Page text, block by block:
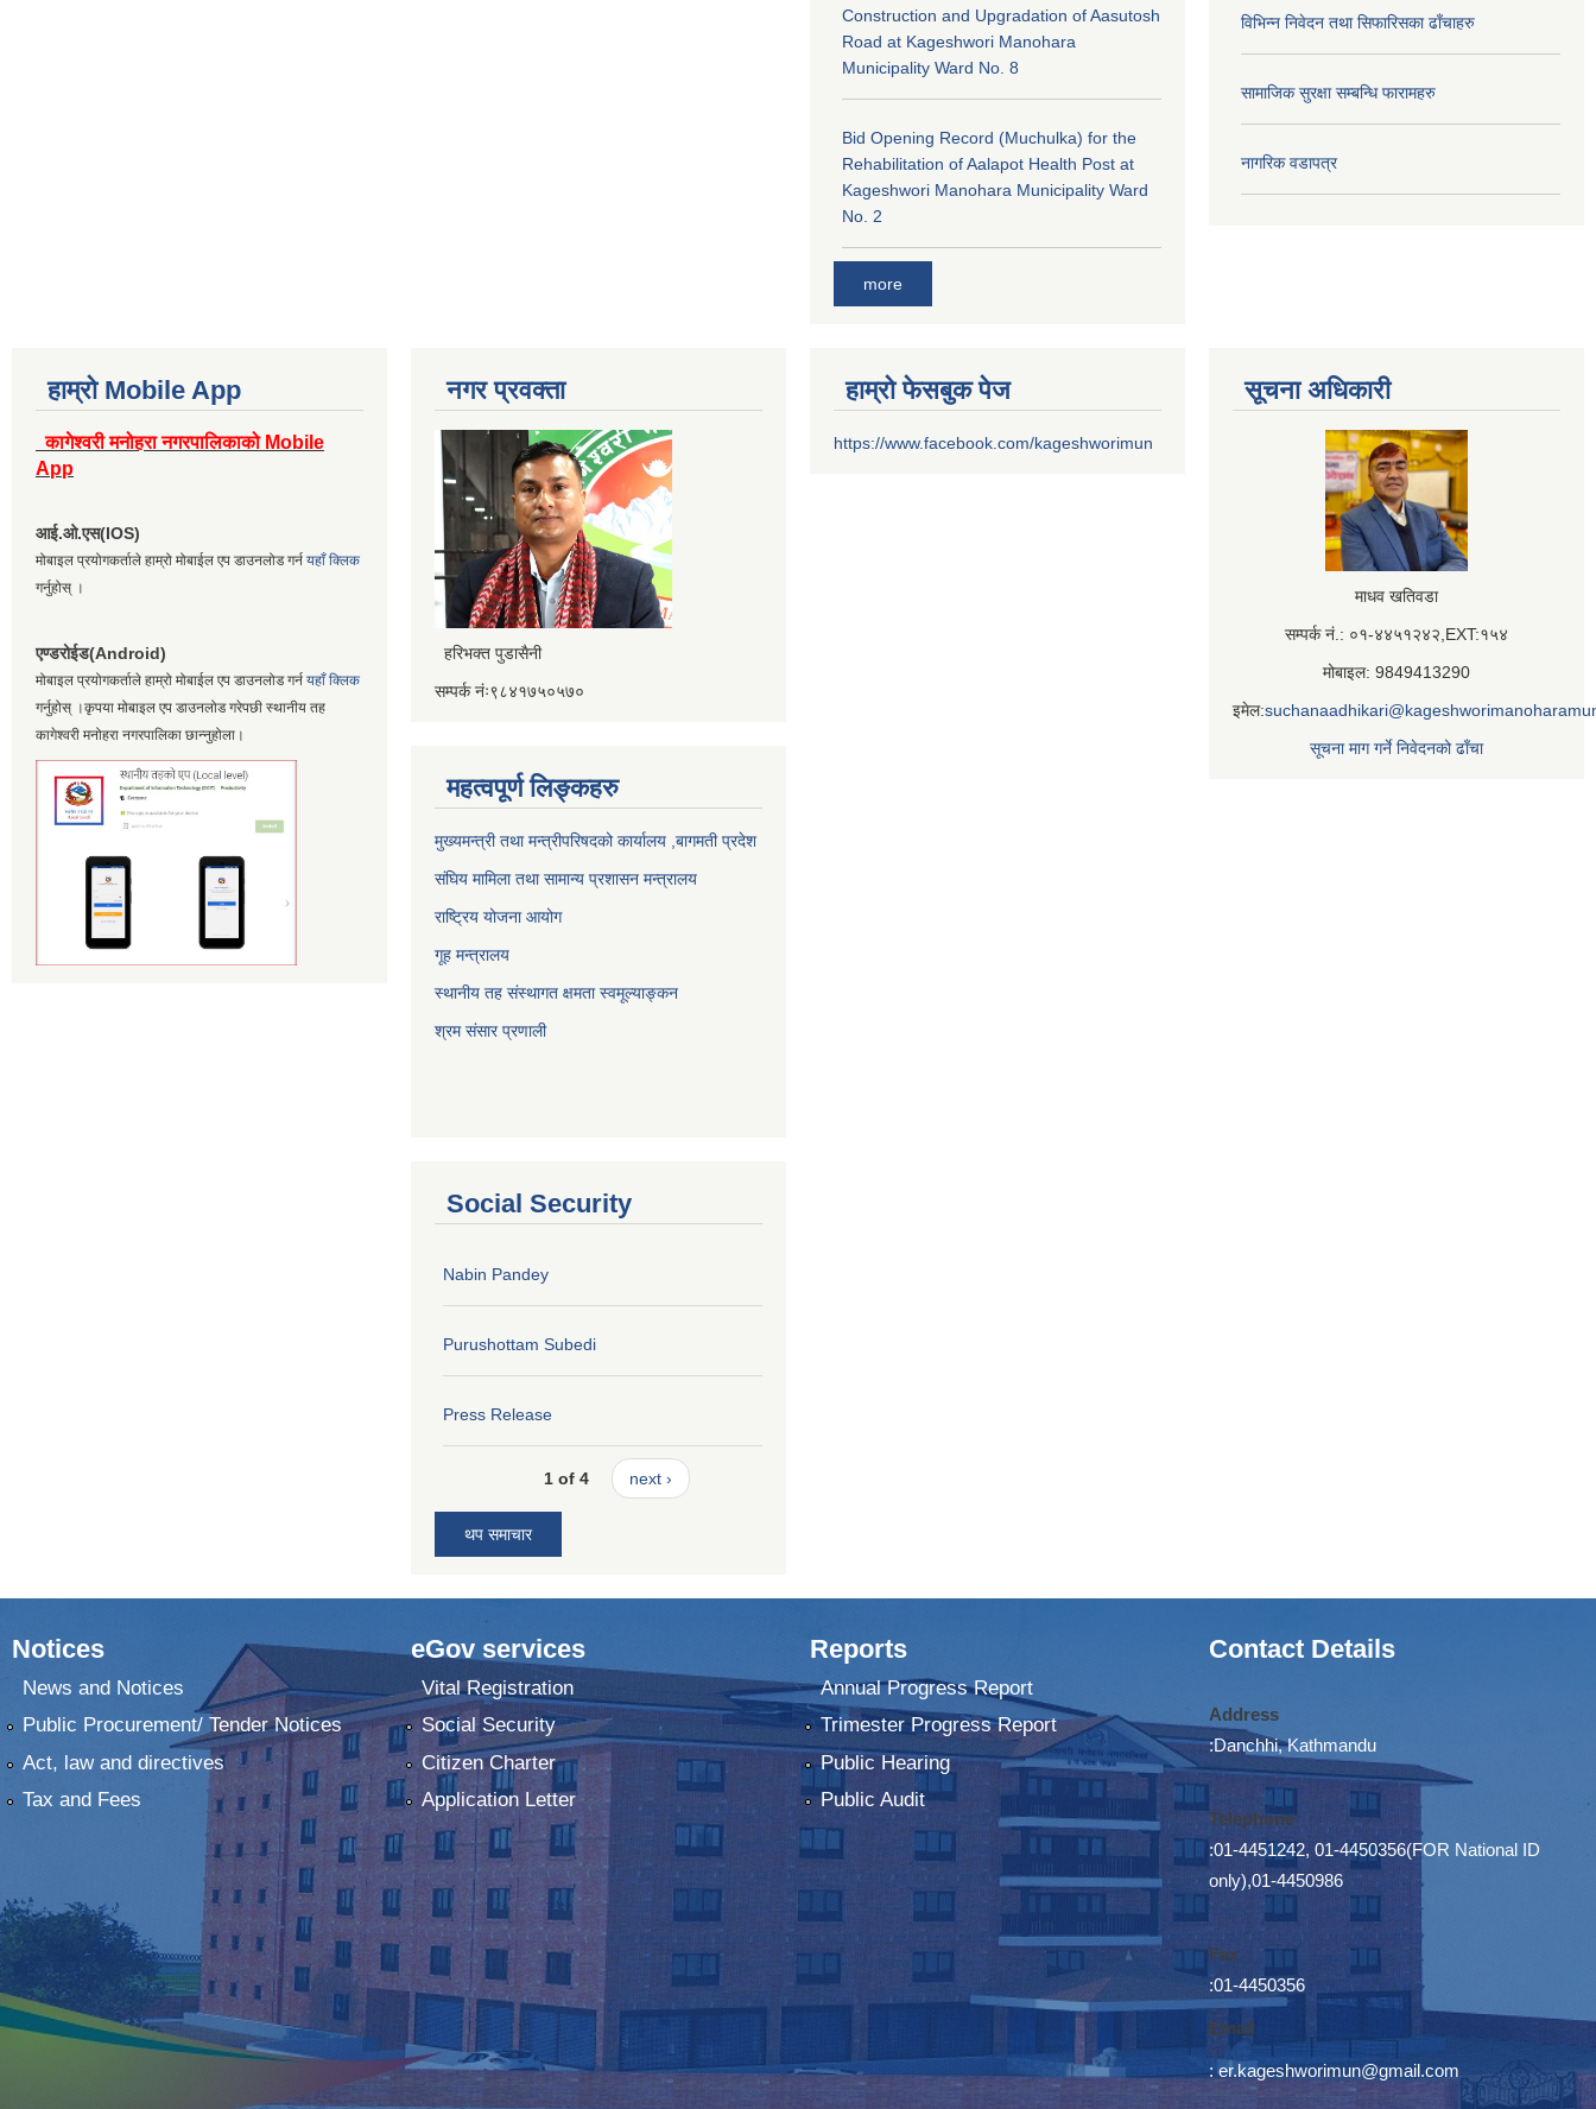
Construction and Upgradation of Aasutosh
Road at Kageshwori Manohara
Municipality Ward No. 8
Bid Opening Record (Muchulka) for the
Rehabilitation of Aalapot Health Post at
Kageshwori Manohara Municipality Ward
No. 2
more
विभिन्न निवेदन तथा सिफारिसका ढाँचाहरु
सामाजिक सुरक्षा सम्बन्धि फारामहरु
नागरिक वडापत्र
हाम्रो Mobile App
कागेश्वरी मनोहरा नगरपालिकाको Mobile
App
आई.ओ.एस(IOS)
मोबाइल प्रयोगकर्ताले हाम्रो मोबाईल एप डाउनलोड गर्न यहाँ क्लिक
गर्नुहोस् ।
एण्डरोईड(Android)
मोबाइल प्रयोगकर्ताले हाम्रो मोबाईल एप डाउनलोड गर्न यहाँ क्लिक
गर्नुहोस् ।कृपया मोबाइल एप डाउनलोड गरेपछी स्थानीय तह
कागेश्वरी मनोहरा नगरपालिका छान्नुहोला।
नगर प्रवक्ता
हरिभक्त पुडासैनी
सम्पर्क नंः९८४१७५०५७०
महत्वपूर्ण लिङ्कहरु
मुख्यमन्त्री तथा मन्त्रीपरिषदको कार्यालय ,बागमती प्रदेश
संघिय मामिला तथा सामान्य प्रशासन मन्त्रालय
राष्ट्रिय योजना आयोग
गूह मन्त्रालय
स्थानीय तह संस्थागत क्षमता स्वमूल्याङ्कन
श्रम संसार प्रणाली
Social Security
Nabin Pandey
Purushottam Subedi
Press Release
1 of 4 next ›
थप समाचार
हाम्रो फेसबुक पेज
https://www.facebook.com/kageshworimun
सूचना अधिकारी
माधव खतिवडा
सम्पर्क नं.: ०१-४४५१२४२,EXT:१५४
मोबाइल: 9849413290
इमेल:
सूचना माग गर्ने निवेदनको ढाँचा
Notices
News and Notices
Public Procurement/ Tender Notices
Act, law and directives
Tax and Fees
eGov services
Vital Registration
Social Security
Citizen Charter
Application Letter
Reports
Annual Progress Report
Trimester Progress Report
Public Hearing
Public Audit
Contact Details
Address
:Danchhi, Kathmandu
Telephone
:01-4451242, 01-4450356(FOR National ID
only),01-4450986
Fax
:01-4450356
Email
:er.kageshworimun@gmail.com